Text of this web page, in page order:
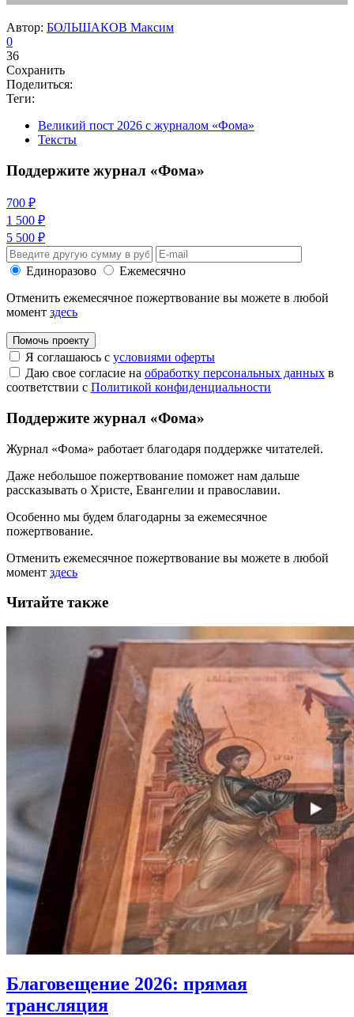
Автор: БОЛЬШАКОВ Максим
0
36
Сохранить
Поделиться:
Теги:
Великий пост 2026 с журналом «Фома»
Тексты
Поддержите журнал «Фома»
700 ₽
1 500 ₽
5 500 ₽
Единоразово
Ежемесячно
Отменить ежемесячное пожертвование вы можете в любой
момент здесь
Помочь проекту
Я соглашаюсь с условиями оферты
Даю свое согласие на обработку персональных данных в
соответствии с Политикой конфиденциальности
Поддержите журнал «Фома»
Журнал «Фома» работает благодаря поддержке читателей.
Даже небольшое пожертвование поможет нам дальше
рассказывать о Христе, Евангелии и православии.
Особенно мы будем благодарны за ежемесячное
пожертвование.
Отменить ежемесячное пожертвование вы можете в любой
момент здесь
Читайте также
Благовещение 2026: прямая
трансляция